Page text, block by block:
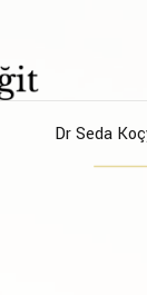
Dr Seda